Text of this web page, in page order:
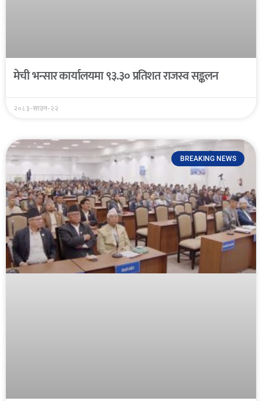
मेची भन्सार कार्यालयमा ९३.३० प्रतिशत राजस्व सङ्कलन
२०८३-साउन-२२
BREAKING NEWS